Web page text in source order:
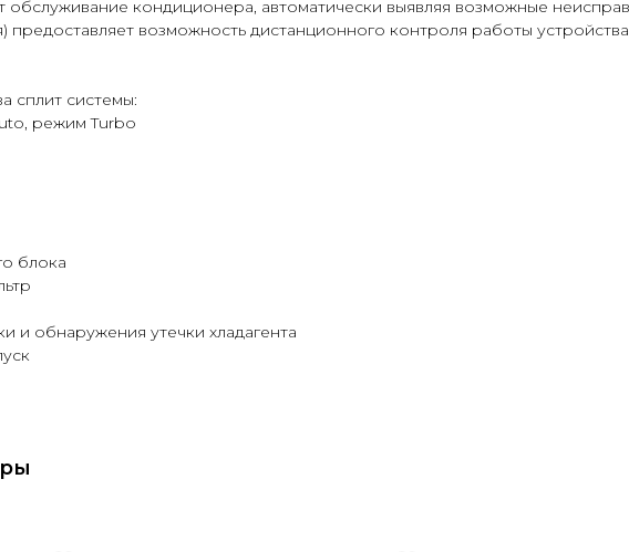
обслуживание кондиционера, автоматически выявляя возможные
предоставляет возможность дистанционного контроля работы
сплит системы:
режим Turbo
блока
и обнаружения утечки хладагента